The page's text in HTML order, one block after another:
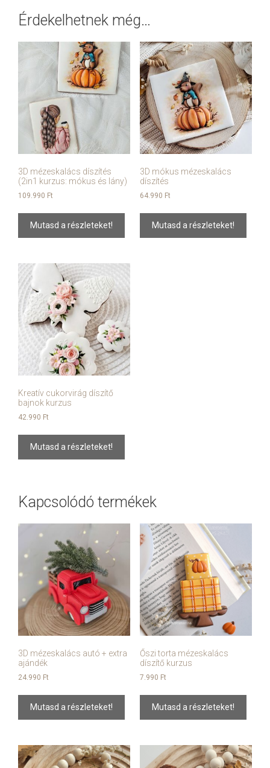
Érdekelhetnek még…
3D mézeskalács díszítés
(2in1 kurzus: mókus és lány)
109.990 Ft
Mutasd a részleteket!
3D mókus mézeskalács
díszítés
64.990 Ft
Mutasd a részleteket!
Kreatív cukorvirág díszítő
bajnok kurzus
42.990 Ft
Mutasd a részleteket!
Kapcsolódó termékek
3D mézeskalács autó + extra
ajándék
24.990 Ft
Mutasd a részleteket!
Őszi torta mézeskalács
díszítő kurzus
7.990 Ft
Mutasd a részleteket!